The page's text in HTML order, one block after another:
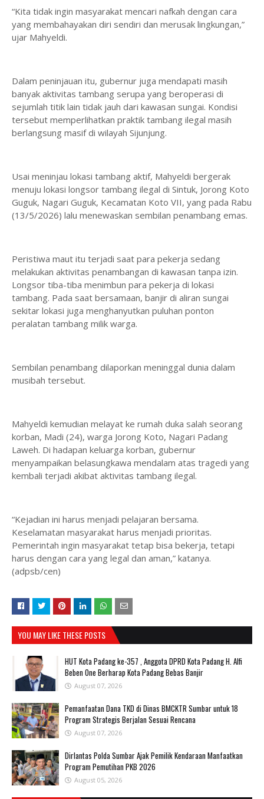
“Kita tidak ingin masyarakat mencari nafkah dengan cara
yang membahayakan diri sendiri dan merusak lingkungan,”
ujar Mahyeldi.
Dalam peninjauan itu, gubernur juga mendapati masih
banyak aktivitas tambang serupa yang beroperasi di
sejumlah titik lain tidak jauh dari kawasan sungai. Kondisi
tersebut memperlihatkan praktik tambang ilegal masih
berlangsung masif di wilayah Sijunjung.
Usai meninjau lokasi tambang aktif, Mahyeldi bergerak
menuju lokasi longsor tambang ilegal di Sintuk, Jorong Koto
Guguk, Nagari Guguk, Kecamatan Koto VII, yang pada Rabu
(13/5/2026) lalu menewaskan sembilan penambang emas.
Peristiwa maut itu terjadi saat para pekerja sedang
melakukan aktivitas penambangan di kawasan tanpa izin.
Longsor tiba-tiba menimbun para pekerja di lokasi
tambang. Pada saat bersamaan, banjir di aliran sungai
sekitar lokasi juga menghanyutkan puluhan ponton
peralatan tambang milik warga.
Sembilan penambang dilaporkan meninggal dunia dalam
musibah tersebut.
Mahyeldi kemudian melayat ke rumah duka salah seorang
korban, Madi (24), warga Jorong Koto, Nagari Padang
Laweh. Di hadapan keluarga korban, gubernur
menyampaikan belasungkawa mendalam atas tragedi yang
kembali terjadi akibat aktivitas tambang ilegal.
“Kejadian ini harus menjadi pelajaran bersama.
Keselamatan masyarakat harus menjadi prioritas.
Pemerintah ingin masyarakat tetap bisa bekerja, tetapi
harus dengan cara yang legal dan aman,” katanya.
(adpsb/cen)
YOU MAY LIKE THESE POSTS
HUT Kota Padang ke-357 , Anggota DPRD Kota Padang H. Alfi
Beben One Berharap Kota Padang Bebas Banjir
August 07, 2026
Pemanfaatan Dana TKD di Dinas BMCKTR Sumbar untuk 18
Program Strategis Berjalan Sesuai Rencana
August 07, 2026
Dirlantas Polda Sumbar Ajak Pemilik Kendaraan Manfaatkan
Program Pemutihan PKB 2026
August 05, 2026